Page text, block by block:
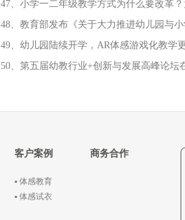
47、小学一二年级教学方式为什么要改革
48、教育部发布《关于大力推进幼儿园与
49、幼儿园陆续开学，AR体感游戏化教学
50、第五届幼教行业+创新与发展高峰论坛
客户案例
▪ 体感教育
▪ 体感试衣
商务合作